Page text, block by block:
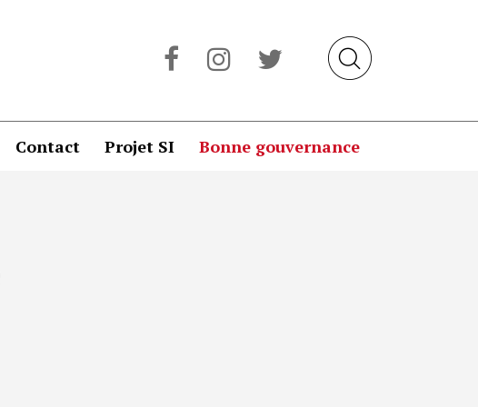
Contact Projet SI Bonne gouvernance